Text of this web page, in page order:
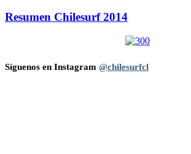
Resumen Chilesurf 2014
Síguenos en Instagram @chilesurfcl